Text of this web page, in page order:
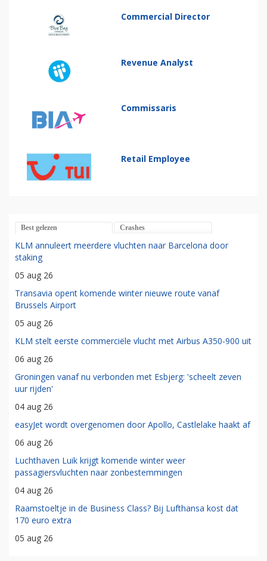
Commercial Director
Revenue Analyst
Commissaris
Retail Employee
Best gelezen Crashes
KLM annuleert meerdere vluchten naar Barcelona door
staking
05 aug 26
Transavia opent komende winter nieuwe route vanaf
Brussels Airport
05 aug 26
KLM stelt eerste commerciële vlucht met Airbus A350-900 uit
06 aug 26
Groningen vanaf nu verbonden met Esbjerg: 'scheelt zeven
uur rijden'
04 aug 26
easyJet wordt overgenomen door Apollo, Castlelake haakt af
06 aug 26
Luchthaven Luik krijgt komende winter weer
passagiersvluchten naar zonbestemmingen
04 aug 26
Raamstoeltje in de Business Class? Bij Lufthansa kost dat
170 euro extra
05 aug 26